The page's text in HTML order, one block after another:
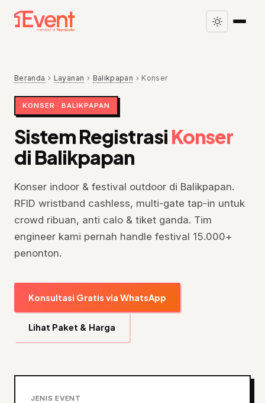
Beranda › Layanan › Balikpapan › Konser
KONSER · BALIKPAPAN
Sistem Registrasi Konser
di Balikpapan
Konser indoor & festival outdoor di Balikpapan.
RFID wristband cashless, multi-gate tap-in untuk
crowd ribuan, anti calo & tiket ganda. Tim
engineer kami pernah handle festival 15.000+
penonton.
Konsultasi Gratis via WhatsApp
Lihat Paket & Harga
JENIS EVENT